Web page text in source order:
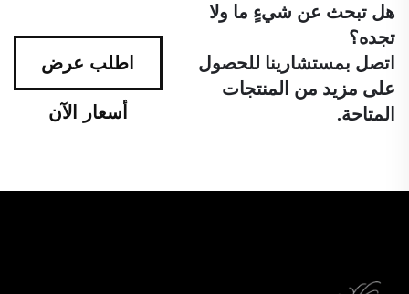
هل تبحث عن شيءٍ ما ولا
تجده؟
اتصل بمستشارينا للحصول
على مزيد من المنتجات
المتاحة.
اطلب عرض
أسعار الآن